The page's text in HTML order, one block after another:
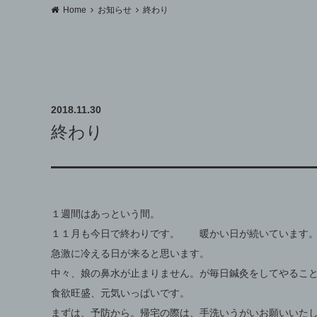
Home お知らせ 終わり
2018.11.30
終わり
１週間はあっという間。
１１月も今日で終わりです。 暖かい日が続いています。
急激に冷える日が来ると思います。
中々、娘の鼻水が止まりません。が毎日鍼灸をしてやるこ
食欲旺盛、元気いっぱいです。
まずは、予防から。帰宅の際は、手洗いうがいお願いいたし